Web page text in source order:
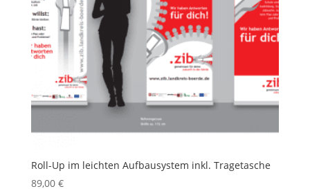
Roll-Up im leichten Aufbausystem inkl. Tragetasche
89,00 €